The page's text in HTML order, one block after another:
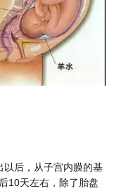
以后，从子宫内膜的基
10天左右，除了胎盘